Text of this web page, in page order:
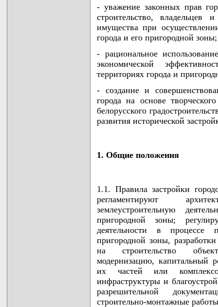
- уважение законных прав
строительство, владельцев
имущества при
города и его пригородной зоны;
- рациональное
экономической
территориях города и
- создание и
города на основе
белорусского
развития исторической
1. Общие положения
1.1. Правила застройки
регламентируют
землеустроительную
пригородной зоны;
деятельности в процессе
пригородной зоны,
на строительство
модернизацию, капитальный
их частей или
инфраструктуры и
разрешительной
строительно-монтажные